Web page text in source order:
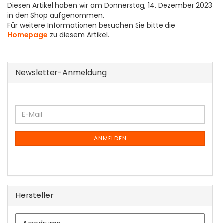
Diesen Artikel haben wir am Donnerstag, 14. Dezember 2023
in den Shop aufgenommen.
Für weitere Informationen besuchen Sie bitte die
Homepage zu diesem Artikel.
Newsletter-Anmeldung
WEITER
ZUR
NEWSLETTER-
E-
Mail
ANMELDEN
Hersteller